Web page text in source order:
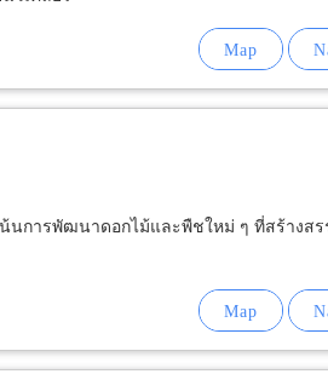
การพัฒนาดอกไม้และพืชใหม่ ๆ ที่สร้างส